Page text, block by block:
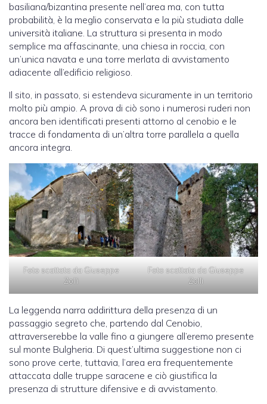
basiliana/bizantina presente nell’area ma, con tutta
probabilità, è la meglio conservata e la più studiata dalle
università italiane. La struttura si presenta in modo
semplice ma affascinante, una chiesa in roccia, con
un’unica navata e una torre merlata di avvistamento
adiacente all’edificio religioso.
Il sito, in passato, si estendeva sicuramente in un territorio
molto più ampio. A prova di ciò sono i numerosi ruderi non
ancora ben identificati presenti attorno al cenobio e le
tracce di fondamenta di un’altra torre parallela a quella
ancora integra.
Foto scattata da Giuseppe
Zolli
Foto scattata da Giuseppe
Zolli
La leggenda narra addirittura della presenza di un
passaggio segreto che, partendo dal Cenobio,
attraverserebbe la valle fino a giungere all’eremo presente
sul monte Bulgheria. Di quest’ultima suggestione non ci
sono prove certe, tuttavia, l’area era frequentemente
attaccata dalle truppe saracene e ciò giustifica la
presenza di strutture difensive e di avvistamento.